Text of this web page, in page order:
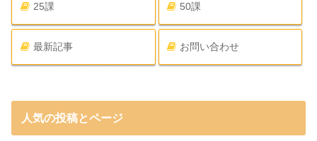
25課 50課
最新記事 お問い合わせ
人気の投稿とページ